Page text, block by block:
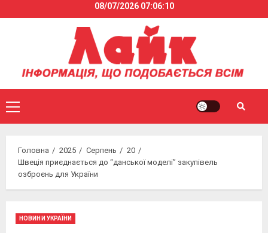
to
08/07/2026 07:06:10
Primary
Menu
Головна 2025 Серпень
20
Швеція приєднається до “данської моделі” закупівель
озброєнь для України
НОВИНИ УКРАЇНИ